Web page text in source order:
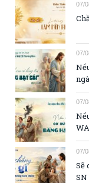
07/
07/
07/
07/
Sẽ
SN